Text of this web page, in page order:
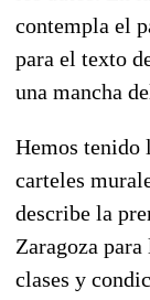
contempla el
para el texto
una mancha
Hemos tenido
carteles
describe la
Zaragoza
clases y